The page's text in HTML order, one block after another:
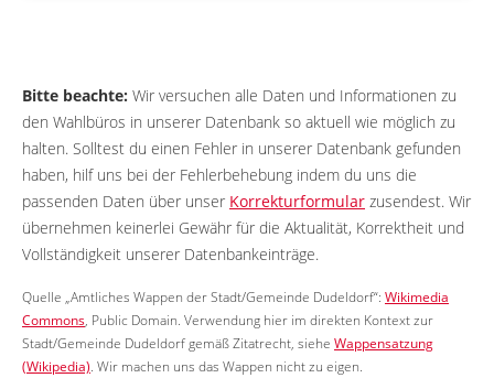
Bitte beachte: Wir versuchen alle Daten und Informationen zu
den Wahlbüros in unserer Datenbank so aktuell wie möglich zu
halten. Solltest du einen Fehler in unserer Datenbank gefunden
haben, hilf uns bei der Fehlerbehebung indem du uns die
passenden Daten über unser Korrekturformular zusendest. Wir
übernehmen keinerlei Gewähr für die Aktualität, Korrektheit und
Vollständigkeit unserer Datenbankeinträge.
Quelle „Amtliches Wappen der Stadt/Gemeinde Dudeldorf“: Wikimedia
Commons, Public Domain. Verwendung hier im direkten Kontext zur
Stadt/Gemeinde Dudeldorf gemäß Zitatrecht, siehe Wappensatzung
(Wikipedia). Wir machen uns das Wappen nicht zu eigen.